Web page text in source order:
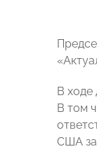
В ходе
В том
США за